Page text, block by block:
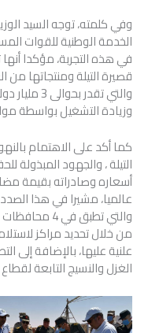
وفي كلمته، توجه السيد
الخدمة الوطنية للقوات
في هذه التجربة، مؤكدا
قصيرة التيلة ومنتجاتها
والتي
وزيادة التشغيل بواسطة
كما أكد على الاهتمام
التيلة ، والجهود المبذولة
أسعاره وصادراته بقيمة
عالميا، مشيرا في هذا
من خلال تحديد مراكز
علنية عليها، بالإضافة
الغزل والنسيج التابعة